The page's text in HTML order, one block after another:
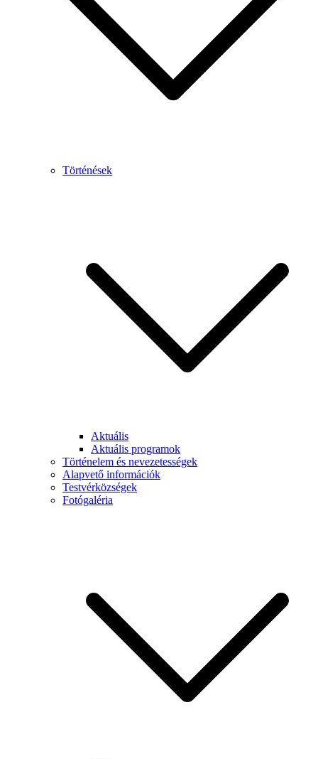
Történések
Aktuális
Aktuális programok
Történelem és nevezetességek
Alapvető információk
Testvérközségek
Fotógaléria